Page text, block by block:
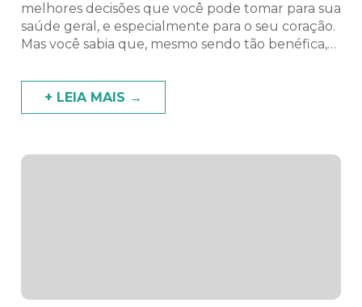
melhores decisões que você pode tomar para sua
saúde geral, e especialmente para o seu coração.
Mas você sabia que, mesmo sendo tão benéfica,
Luiza Hanna, cardiologista da Cardiocare, e quero
conversar com você sobre como começar […]
+ LEIA MAIS →